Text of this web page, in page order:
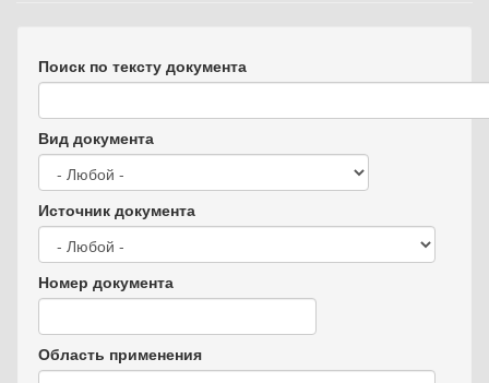
Поиск по тексту документа
Вид документа
Источник документа
Номер документа
Область применения